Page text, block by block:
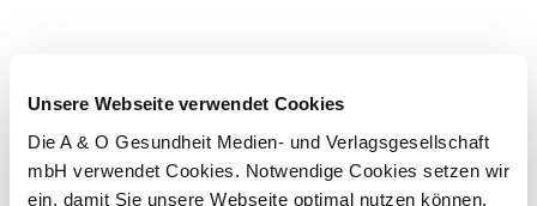
Unsere Webseite verwendet Cookies
Die A & O Gesundheit Medien- und Verlagsgesellschaft
mbH verwendet Cookies. Notwendige Cookies setzen wir
ein, damit Sie unsere Webseite optimal nutzen können.